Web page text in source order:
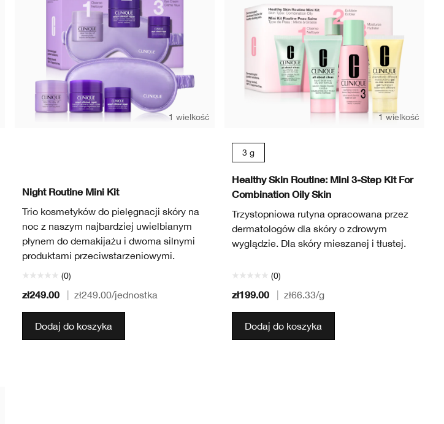
1 wielkość
Night Routine Mini Kit
Trio kosmetyków do pielęgnacji skóry na
noc z naszym najbardziej uwielbianym
płynem do demakijażu i dwoma silnymi
produktami przeciwstarzeniowymi.
(0)
zł249.00 zł249.00/jednostka
Dodaj do koszyka
1 wielkość
3 g
Healthy Skin Routine: Mini 3-Step Kit For
Combination Oily Skin
Trzystopniowa rutyna opracowana przez
dermatologów dla skóry o zdrowym
wyglądzie. Dla skóry mieszanej i tłustej.
(0)
zł199.00 zł66.33/g
Dodaj do koszyka